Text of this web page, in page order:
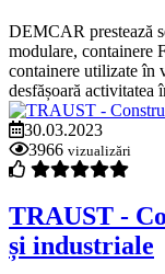
DEMCAR prestează
modulare, containere
containere utilizate în
desfășoară activitatea
30.03.2023
3966 vizualizări
TRAUST -
și industriale